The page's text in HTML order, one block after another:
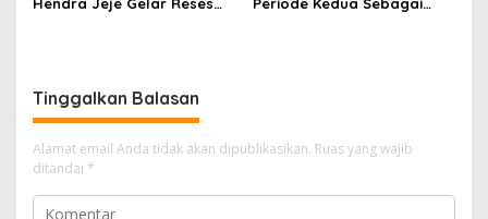
Tinggalkan Balasan
Alamat email Anda tidak akan dipublikasikan. Ruas yang wajib
ditandai *